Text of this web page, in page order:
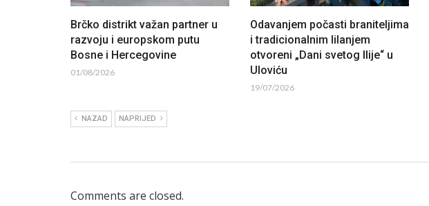
Brčko distrikt važan partner u
razvoju i europskom putu
Bosne i Hercegovine
01/08/2026
Odavanjem počasti braniteljima
i tradicionalnim lilanjem
otvoreni „Dani svetog Ilije“ u
Uloviću
19/07/2026
NAZAD NAPRIJED
Comments are closed.